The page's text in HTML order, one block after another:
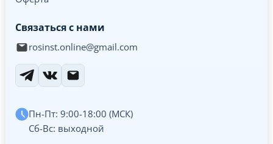
Связаться с нами
rosinst.online@gmail.com
Пн-Пт: 9:00-18:00 (МСК)
Сб-Вс: выходной